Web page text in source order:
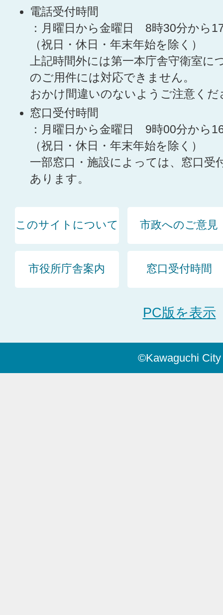
電話受付時間
：月曜日から金曜日 8時30分から
（祝日・休日・年末年始を除く）
上記時間外には第一本庁舎守衛室に
のご用件には対応できません。
おかけ間違いのないようご注意くだ
窓口受付時間
：月曜日から金曜日 9時00分から
（祝日・休日・年末年始を除く）
一部窓口・施設によっては、窓口受
あります。
このサイトについて 市政へのご意見
市役所庁舎案内 窓口受付時間
PC版を表示
©Kawaguchi City